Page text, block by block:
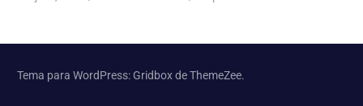
Tema para WordPress: Gridbox de ThemeZee.